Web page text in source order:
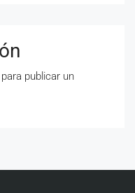
para publicar un